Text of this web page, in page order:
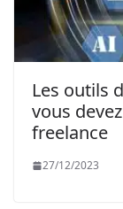
Les outils
vous
freelance
27/12/2023